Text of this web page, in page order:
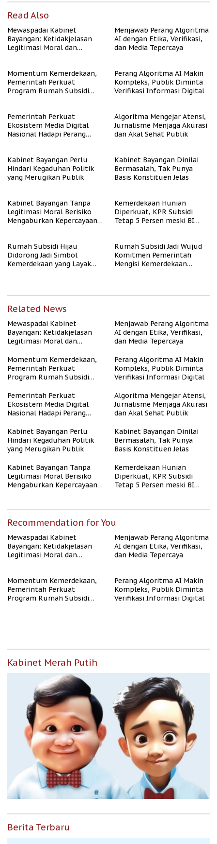
Read Also
Mewaspadai Kabinet
Bayangan: Ketidakjelasan
Legitimasi Moral dan
Menjawab Perang Algoritma
AI dengan Etika, Verifikasi,
dan Media Tepercaya
Momentum Kemerdekaan,
Pemerintah Perkuat
Program Rumah Subsidi
Perang Algoritma AI Makin
Kompleks, Publik Diminta
Verifikasi Informasi Digital
Pemerintah Perkuat
Ekosistem Media Digital
Nasional Hadapi Perang
Algoritma Mengejar Atensi,
Jurnalisme Menjaga Akurasi
dan Akal Sehat Publik
Kabinet Bayangan Perlu
Hindari Kegaduhan Politik
yang Merugikan Publik
Kabinet Bayangan Dinilai
Bermasalah, Tak Punya
Basis Konstituen Jelas
Kabinet Bayangan Tanpa
Legitimasi Moral Berisiko
Mengaburkan Kepercayaan
Kemerdekaan Hunian
Diperkuat, KPR Subsidi
Tetap 5 Persen meski BI
Rumah Subsidi Hijau
Didorong Jadi Simbol
Kemerdekaan yang Layak
Rumah Subsidi Jadi Wujud
Komitmen Pemerintah
Mengisi Kemerdekaan
Related News
Mewaspadai Kabinet
Bayangan: Ketidakjelasan
Legitimasi Moral dan
Menjawab Perang Algoritma
AI dengan Etika, Verifikasi,
dan Media Tepercaya
Momentum Kemerdekaan,
Pemerintah Perkuat
Program Rumah Subsidi
Berpenghasilan Rendah
Perang Algoritma AI Makin
Kompleks, Publik Diminta
Verifikasi Informasi Digital
Pemerintah Perkuat
Ekosistem Media Digital
Nasional Hadapi Perang
Algoritma Mengejar Atensi,
Jurnalisme Menjaga Akurasi
dan Akal Sehat Publik
Kabinet Bayangan Perlu
Hindari Kegaduhan Politik
yang Merugikan Publik
Kabinet Bayangan Dinilai
Bermasalah, Tak Punya
Basis Konstituen Jelas
Kabinet Bayangan Tanpa
Legitimasi Moral Berisiko
Mengaburkan Kepercayaan
Kemerdekaan Hunian
Diperkuat, KPR Subsidi
Tetap 5 Persen meski BI
Recommendation for You
Mewaspadai Kabinet
Bayangan: Ketidakjelasan
Legitimasi Moral dan
Menjawab Perang Algoritma
AI dengan Etika, Verifikasi,
dan Media Tepercaya
Momentum Kemerdekaan,
Pemerintah Perkuat
Program Rumah Subsidi
Perang Algoritma AI Makin
Kompleks, Publik Diminta
Verifikasi Informasi Digital
Kabinet Merah Putih
Berita Terbaru